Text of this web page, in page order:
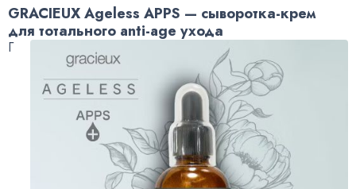
GRACIEUX Ageless APPS — сыворотка-крем
для тотального anti-age ухода
Г